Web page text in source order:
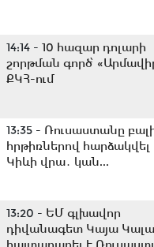
14:14 - 10 հազար դոլարի
շորթման գործ՝
ՔԿՀ-ում
13:35 - Ռուսաստանը
հրթիռներով հարձակվել
Կիևի վրա․ կան...
13:20 - ԵՄ գլխավոր
դիվանագետ Կայա